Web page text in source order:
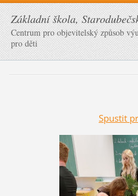
Základní škola,
Centrum pro objevitelský způsob
pro děti
Spustit